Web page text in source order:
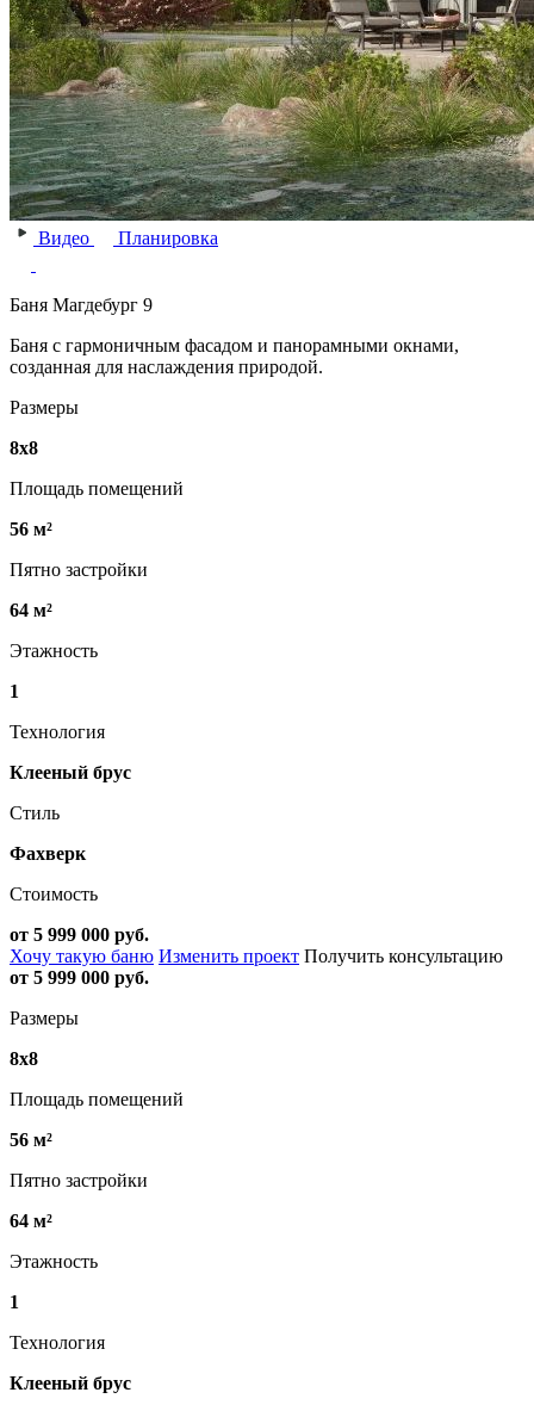
Видео Планировка
Баня Магдебург 9
Баня с гармоничным фасадом и панорамными окнами,
созданная для наслаждения природой.
Размеры
8х8
Площадь помещений
56 м²
Пятно застройки
64 м²
Этажность
1
Технология
Клееный брус
Стиль
Фахверк
Стоимость
от 5 999 000 руб.
Хочу такую баню Изменить проект Получить консультацию
от 5 999 000 руб.
Размеры
8х8
Площадь помещений
56 м²
Пятно застройки
64 м²
Этажность
1
Технология
Клееный брус